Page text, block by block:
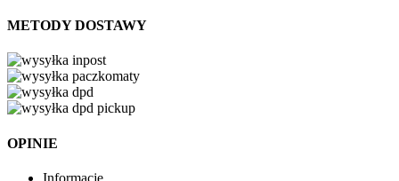
METODY DOSTAWY
OPINIE
Informacje